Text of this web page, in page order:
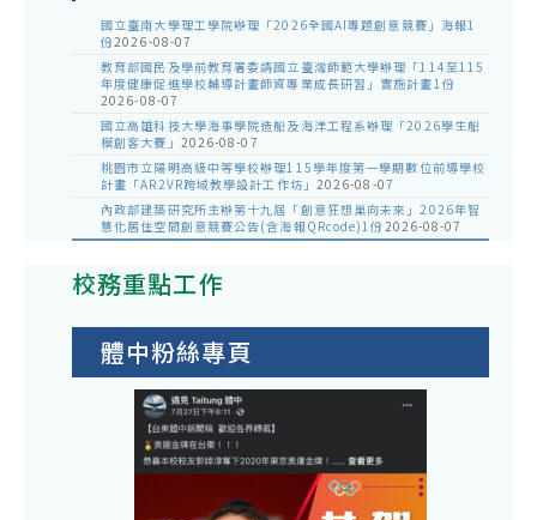
國立臺南大學理工學院辦理「2026全國AI專題創意競賽」海報1
份2026-08-07
教育部國民及學前教育署委請國立臺灣師範大學辦理「114至115
年度健康促進學校輔導計畫師資專業成長研習」實施計畫1份
2026-08-07
國立高雄科技大學海事學院造船及海洋工程系辦理「2026學生船
模創客大賽」 2026-08-07
桃園市立陽明高級中等學校辦理115學年度第一學期數位前導學校
計畫「AR2VR跨域教學設計工作坊」 2026-08-07
內政部建築研究所主辦第十九屆「創意狂想巢向未來」2026年智
慧化居住空間創意競賽公告(含海報QRcode)1份2026-08-07
校務重點工作
體中粉絲專頁